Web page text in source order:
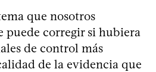
que nosotros
puede corregir si hubiera
de control más
de la evidencia que